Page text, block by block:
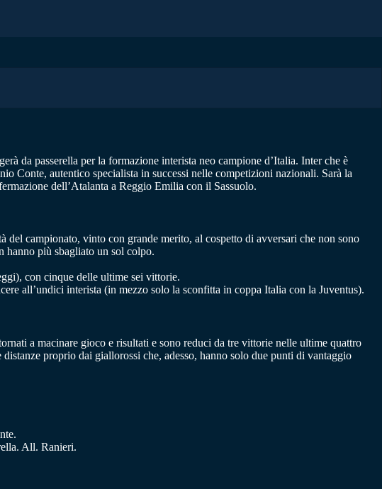
da passerella per la formazione interista neo campione d’Italia. Inter che è
Conte, autentico specialista in successi nelle competizioni nazionali. Sarà la
dell’Atalanta a Reggio Emilia con il Sassuolo.
del campionato, vinto con grande merito, al cospetto di avversari che non sono
hanno più sbagliato un sol colpo.
con cinque delle ultime sei vittorie.
all’undici interista (in mezzo solo la sconfitta in coppa Italia con la Juventus).
a macinare gioco e risultati e sono reduci da tre vittorie nelle ultime quattro
proprio dai giallorossi che, adesso, hanno solo due punti di vantaggio
All. Ranieri.